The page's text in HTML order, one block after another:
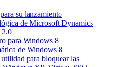
su lanzamiento
de Microsoft Dynamics
para Windows 8
de Windows 8
para bloquear las